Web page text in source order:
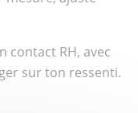
contact RH, avec
sur ton ressenti.